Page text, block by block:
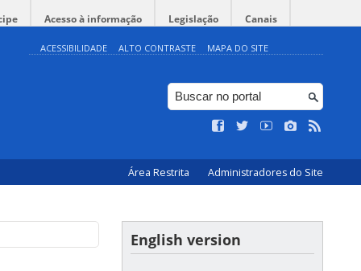
Acesso à informação Legislação Canais
ACESSIBILIDADE ALTO CONTRASTE MAPA DO SITE
Área Restrita Administradores do Site
English version